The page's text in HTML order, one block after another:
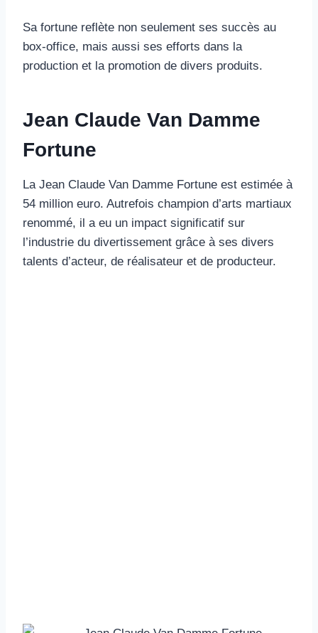
Sa fortune reflète non seulement ses succès au
box-office, mais aussi ses efforts dans la
production et la promotion de divers produits.
Jean Claude Van Damme
Fortune
La Jean Claude Van Damme Fortune est estimée à
54 million euro. Autrefois champion d’arts martiaux
renommé, il a eu un impact significatif sur
l’industrie du divertissement grâce à ses divers
talents d’acteur, de réalisateur et de producteur.